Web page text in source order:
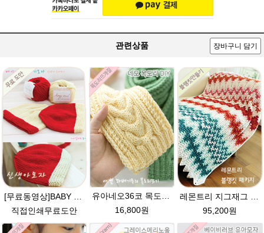
관련상품 장바구니 담기
[무료동영상]BABY 신생아모자뜨기]베이비러브 유아모자 / 코 만들기 몰라도 뜨개질 동영상으로 쉽게 모자를 제작. 쉬운 태교 모자DIY뜨기
직접인쇄무료도안
유아네오36코 목도리뜨기★에이미울/유아목도리/아기목도리뜨개질
16,800원
레몬트리 지그재그 블랭킷★에이미울 뜨개실DIY 코바늘뜨기 손뜨개무릎담요/부드러운 아기 베이비 털실
95,200원